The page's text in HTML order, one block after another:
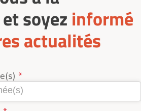
et soyez informé
actualités